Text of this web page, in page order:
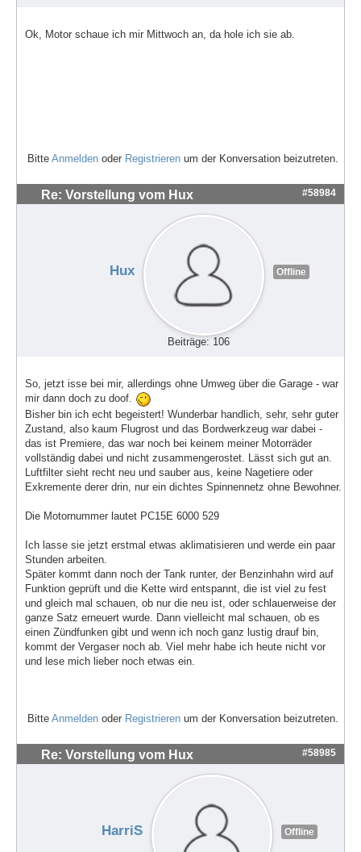
Ok, Motor schaue ich mir Mittwoch an, da hole ich sie ab.
Bitte Anmelden oder Registrieren um der Konversation beizutreten.
Re: Vorstellung vom Hux #58984
Hux Offline
Beiträge: 106
So, jetzt isse bei mir, allerdings ohne Umweg über die Garage - war
mir dann doch zu doof.
Bisher bin ich echt begeistert! Wunderbar handlich, sehr, sehr guter
Zustand, also kaum Flugrost und das Bordwerkzeug war dabei -
das ist Premiere, das war noch bei keinem meiner Motorräder
vollständig dabei und nicht zusammengerostet. Lässt sich gut an.
Luftfilter sieht recht neu und sauber aus, keine Nagetiere oder
Exkremente derer drin, nur ein dichtes Spinnennetz ohne Bewohner.
Die Motornummer lautet PC15E 6000 529
Ich lasse sie jetzt erstmal etwas aklimatisieren und werde ein paar
Stunden arbeiten.
Später kommt dann noch der Tank runter, der Benzinhahn wird auf
Funktion geprüft und die Kette wird entspannt, die ist viel zu fest
und gleich mal schauen, ob nur die neu ist, oder schlauerweise der
ganze Satz erneuert wurde. Dann vielleicht mal schauen, ob es
einen Zündfunken gibt und wenn ich noch ganz lustig drauf bin,
kommt der Vergaser noch ab. Viel mehr habe ich heute nicht vor
und lese mich lieber noch etwas ein.
Bitte Anmelden oder Registrieren um der Konversation beizutreten.
Re: Vorstellung vom Hux #58985
HarriS Offline